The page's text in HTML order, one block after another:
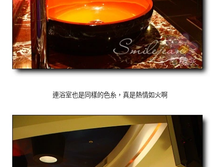
連浴室也是同樣的色糸，真是熱情如火啊